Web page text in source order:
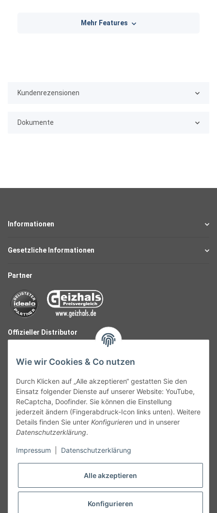
Mehr Features
Kundenrezensionen
Dokumente
Informationen
Gesetzliche Informationen
Partner
Offizieller Distributor
Follow Us
Widerruf
Wie wir Cookies & Co nutzen
Durch Klicken auf „Alle akzeptieren“ gestatten Sie den
Einsatz folgender Dienste auf unserer Website: YouTube,
ReCaptcha, Doofinder. Sie können die Einstellung
jederzeit ändern (Fingerabdruck-Icon links unten). Weitere
Details finden Sie unter Konfigurieren und in unserer
Datenschutzerklärung.
Impressum Datenschutzerklärung
Alle akzeptieren
Konfigurieren